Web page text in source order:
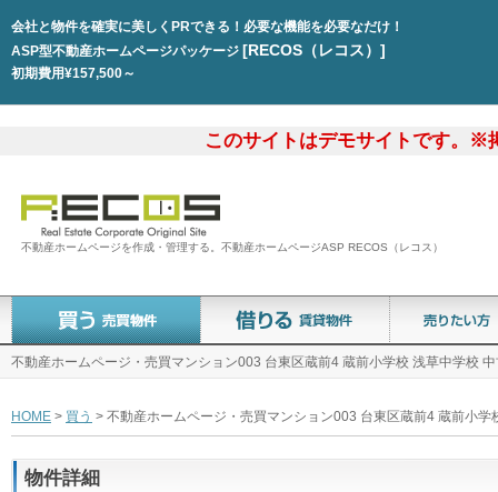
会社と物件を確実に美しくPRできる！必要な機能を必要なだけ！
ASP型不動産ホームページパッケージ [RECOS（レコス）]
初期費用¥157,500～
このサイトはデモサイトです。※
不動産ホームページを作成・管理する。不動産ホームページASP RECOS（レコス）
不動産ホームページ・売買マンション003 台東区蔵前4 蔵前小学校 浅草中学校
HOME > 買う > 不動産ホームページ・売買マンション003 台東区蔵前4 蔵前小学
物件詳細